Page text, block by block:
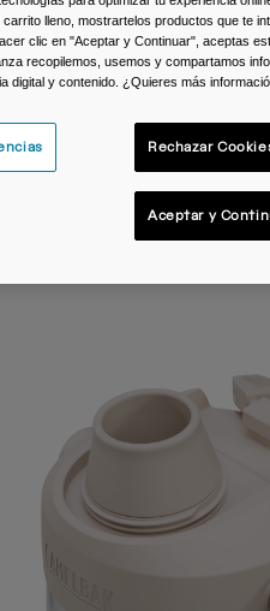
carrito lleno, mostrartelos productos que te
clic en "Aceptar y Continuar", aceptas
recopilemos, usemos y compartamos
digital y contenido. ¿Quieres más
Rechazar
Aceptar y